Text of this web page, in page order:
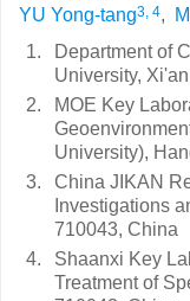
YU Yong-tang3, 4,
1.
Department of
University,
2.
MOE Key
University),
3.
China JIKAN
Investigations
710043, China
4.
Shaanxi Key
Treatment of